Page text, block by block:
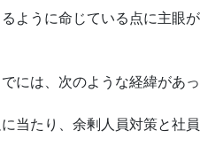
ように命じている点に主眼が
には、次のような経緯があっ
当たり、余剰人員対策と社員